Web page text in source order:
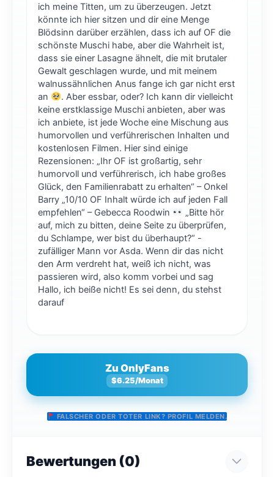
ich meine Titten, um zu überzeugen. Jetzt
könnte ich hier sitzen und dir eine Menge
Blödsinn darüber erzählen, dass ich auf OF die
schönste Muschi habe, aber die Wahrheit ist,
dass sie einer Lasagne ähnelt, die mit brutaler
Gewalt geschlagen wurde, und mit meinem
walnussähnlichen Anus fange ich gar nicht erst
an
. Aber essbar, oder? Ich kann dir vielleicht
keine erstklassige Muschi anbieten, aber was
ich anbiete, ist jede Woche eine Mischung aus
humorvollen und verführerischen Inhalten und
kostenlosen Filmen. Hier sind einige
Rezensionen: „Ihr OF ist großartig, sehr
humorvoll und verführerisch, ich habe großes
Glück, den Familienrabatt zu erhalten“ – Onkel
Barry „10/10 OF Inhalt würde ich auf jeden Fall
empfehlen“ – Gebecca Roodwin
„Bitte hör
auf, mich zu bitten, deine Seite zu überprüfen,
du Schlampe, wer bist du überhaupt?“ -
zufälliger Mann vor Asda. Wenn dir das nicht
den Arm verdreht hat, weiß ich nicht, was
passieren wird, also komm vorbei und sag
Hallo, ich beiße nicht! Es sei denn, du stehst
darauf
Zu OnlyFans
$6.25/Monat
FALSCHER ODER TOTER LINK? PROFIL MELDEN.
Bewertungen (0)